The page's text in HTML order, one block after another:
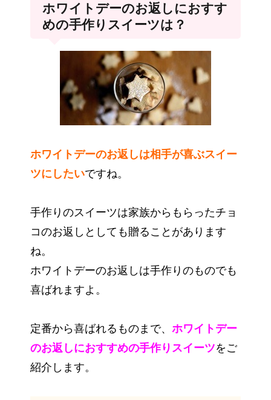
ホワイトデーのお返しにおすす
めの手作りスイーツは？
ホワイトデーのお返しは相手が喜ぶスイー
ツにしたいですね。
手作りのスイーツは家族からもらったチョ
コのお返しとしても贈ることがあります
ね。
ホワイトデーのお返しは手作りのものでも
喜ばれますよ。
定番から喜ばれるものまで、 ホワイトデー
のお返しにおすすめの手作りスイーツをご
紹介します。